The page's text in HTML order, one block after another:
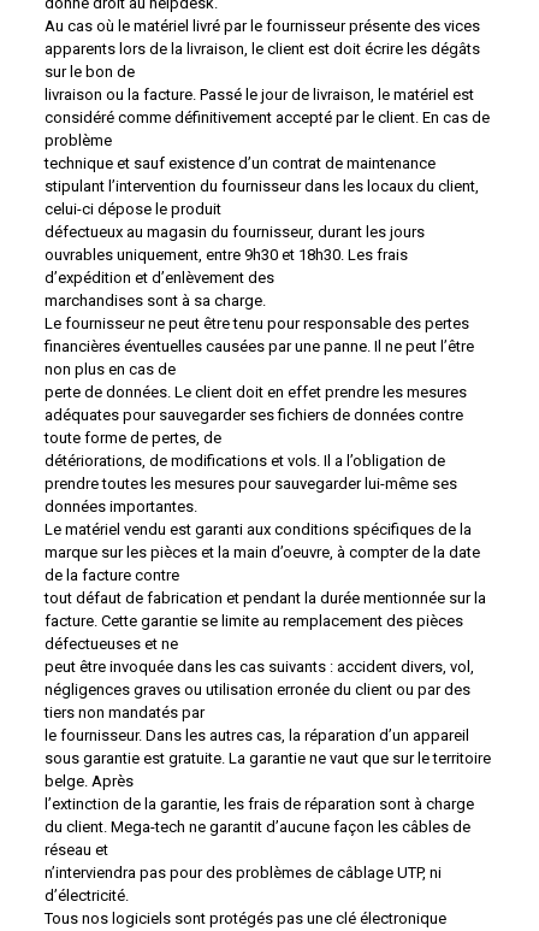
Au cas où le matériel livré par le fournisseur présente des vices
apparents lors de la livraison, le client est doit écrire les dégâts
sur le bon de
livraison ou la facture. Passé le jour de livraison, le matériel est
considéré comme définitivement accepté par le client. En cas de
problème
technique et sauf existence d’un contrat de maintenance
stipulant l’intervention du fournisseur dans les locaux du client,
celui-ci dépose le produit
défectueux au magasin du fournisseur, durant les jours
ouvrables uniquement, entre 9h30 et 18h30. Les frais
d’expédition et d’enlèvement des
marchandises sont à sa charge.
Le fournisseur ne peut être tenu pour responsable des pertes
financières éventuelles causées par une panne. Il ne peut l’être
non plus en cas de
perte de données. Le client doit en effet prendre les mesures
adéquates pour sauvegarder ses fichiers de données contre
toute forme de pertes, de
détériorations, de modifications et vols. Il a l’obligation de
prendre toutes les mesures pour sauvegarder lui-même ses
données importantes.
Le matériel vendu est garanti aux conditions spécifiques de la
marque sur les pièces et la main d’oeuvre, à compter de la date
de la facture contre
tout défaut de fabrication et pendant la durée mentionnée sur la
facture. Cette garantie se limite au remplacement des pièces
défectueuses et ne
peut être invoquée dans les cas suivants : accident divers, vol,
négligences graves ou utilisation erronée du client ou par des
tiers non mandatés par
le fournisseur. Dans les autres cas, la réparation d’un appareil
sous garantie est gratuite. La garantie ne vaut que sur le territoire
belge. Après
l’extinction de la garantie, les frais de réparation sont à charge
du client. Mega-tech ne garantit d’aucune façon les câbles de
réseau et
n’interviendra pas pour des problèmes de câblage UTP, ni
d’électricité.
Tous nos logiciels sont protégés pas une clé électronique